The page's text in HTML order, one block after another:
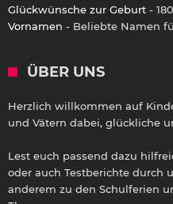
Glückwünsche zur Geburt -
Vornamen - Beliebte Namen
ÜBER UNS
Herzlich willkommen auf
und Vätern dabei, glückliche
Lest euch passend dazu
oder auch Testberichte durch
anderem zu den Schulferien